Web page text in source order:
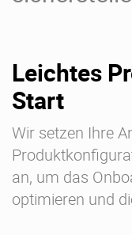
Leichtes
Start
Wir setzen Ihre
an, um das
optimieren und